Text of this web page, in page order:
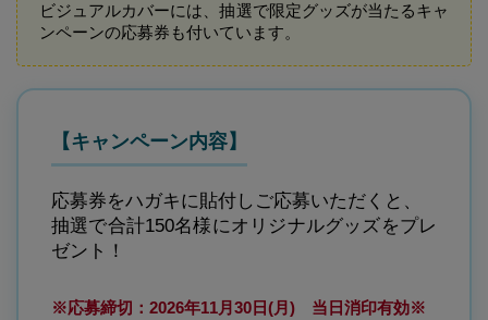
ビジュアルカバーには、抽選で限定グッズが当たるキャ
ンペーンの応募券も付いています。
【キャンペーン内容】
応募券をハガキに貼付しご応募いただくと、
抽選で合計150名様にオリジナルグッズをプレ
ゼント！
※応募締切：2026年11月30日(月) 当日消印有効※